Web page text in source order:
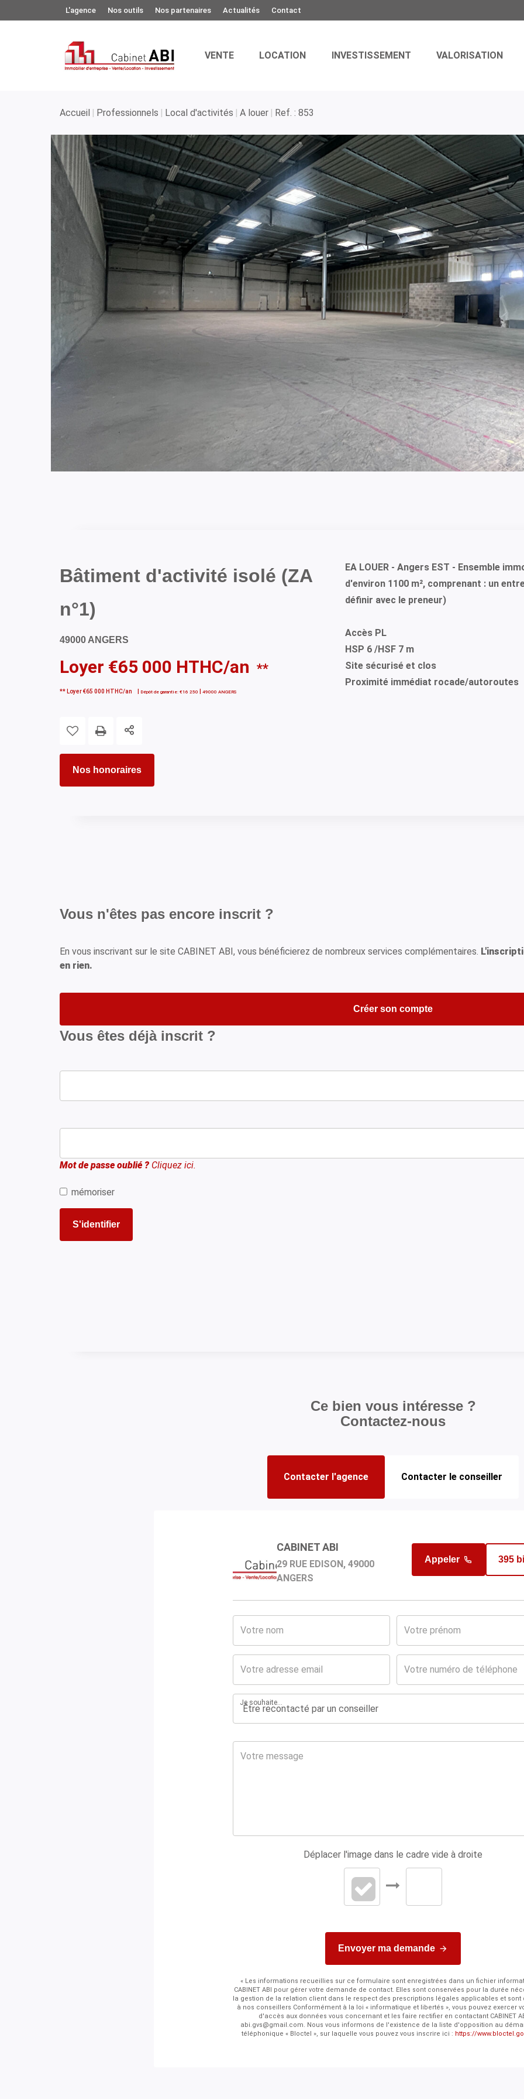
L'agence Nos outils Nos partenaires Actualités Contact
VENTE LOCATION INVESTISSEMENT VALORISATION
Accueil Professionnels Local d'activités A louer Ref. : 853
Bâtiment d'activité isolé (ZA
n°1)
49000 ANGERS
Loyer €65 000 HTHC/an **
** Loyer €65 000 HTHC/an Dépôt de garantie: €16 250 49000 ANGERS
Nos honoraires
EA LOUER - Angers EST - Ensemble
d'environ 1100 m², comprenant : un
définir avec le preneur)
Accès PL
HSP 6 /HSF 7 m
Site sécurisé et clos
Proximité immédiat rocade/autoroutes
Vous n'êtes pas encore inscrit ?
En vous inscrivant sur le site CABINET ABI, vous bénéficierez de nombreux services complémentaires.
en rien.
Créer son compte
Vous êtes déjà inscrit ?
Mot de passe oublié ? Cliquez ici.
mémoriser
S'identifier
Ce bien vous intéresse ?
Contactez-nous
Contacter l'agence Contacter le conseiller
GHAFOURYAN ALEXANDRE
en charge du bien
Appeler 190
CABINET ABI
29 RUE EDISON, 49000
ANGERS
Appeler 395
Je souhaite...
Déplacer l'image dans le cadre vide à droite
Envoyer ma demande
« Les informations recueillies sur ce formulaire sont enregistrées dans un fichier
CABINET ABI pour gérer votre demande de contact. Elles sont conservées pour la durée
la gestion de la relation client dans le respect des prescriptions légales applicables et sont
à nos conseillers Conformément à la loi « informatique et libertés », vous pouvez exercer
d'accès aux données vous concernant et les faire rectifier en contactant CABINET
abi.gvs@gmail.com. Nous vous informons de l'existence de la liste d'opposition au
téléphonique « Bloctel », sur laquelle vous pouvez vous inscrire ici : https://